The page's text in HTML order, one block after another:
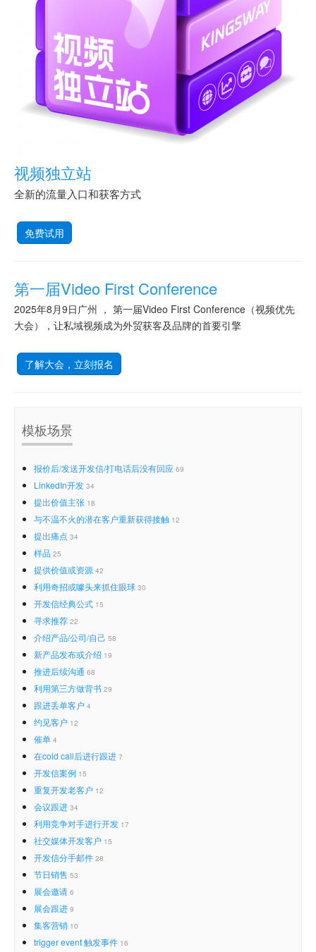
视频独立站
全新的流量入口和获客方式
免费试用
第一届Video First Conference
2025年8月9日广州 ， 第一届Video First Conference（视频优先
大会），让私域视频成为外贸获客及品牌的首要引擎
了解大会，立刻报名
模板场景
报价后/发送开发信/打电话后没有回应 69
LinkedIn开发 34
提出价值主张 18
与不温不火的潜在客户重新获得接触 12
提出痛点 34
样品 25
提供价值或资源 42
利用奇招或噱头来抓住眼球 30
开发信经典公式 15
寻求推荐 22
介绍产品/公司/自己 58
新产品发布或介绍 19
推进后续沟通 68
利用第三方做背书 29
跟进丢单客户 4
约见客户 12
催单 4
在cold call后进行跟进 7
开发信案例 15
重复开发老客户 12
会议跟进 34
利用竞争对手进行开发 17
社交媒体开发客户 15
开发信分手邮件 28
节日销售 53
展会邀请 6
展会跟进 9
集客营销 10
trigger event 触发事件 16